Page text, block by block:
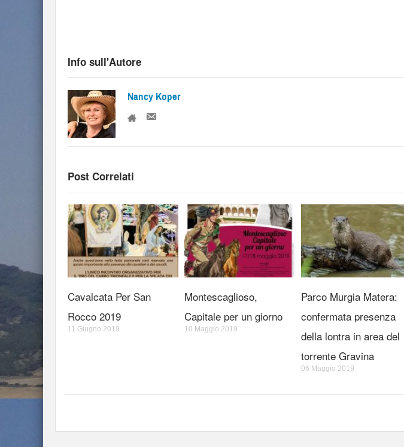
Info sull'Autore
Nancy Koper
Post Correlati
Cavalcata Per San
Rocco 2019
11 Giugno 2019
Montescaglioso,
Capitale per un giorno
10 Maggio 2019
Parco Murgia Matera:
confermata presenza
della lontra in area del
torrente Gravina
06 Maggio 2019